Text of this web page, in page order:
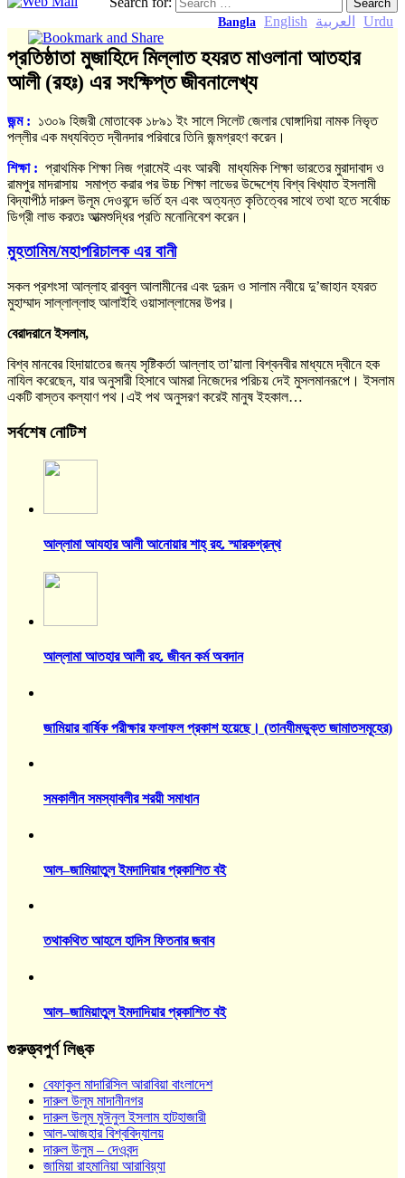
Bangla English العربية Urdu
প্রতিষ্ঠাতা মুজাহিদে মিল্লাত হযরত মাওলানা আতহার
আলী (রহঃ) এর সংক্ষিপ্ত জীবনালেখ্য
জন্ম : ১৩০৯ হিজরী মোতাবেক ১৮৯১ ইং সালে সিলেট জেলার ঘোঙ্গাদিয়া নামক নিভৃত
পল্লীর এক মধ্যবিত্ত দ্বীনদার পরিবারে তিনি জন্মগ্রহণ করেন।
শিক্ষা: প্রাথমিক শিক্ষা নিজ গ্রামেই এবং আরবী মাধ্যমিক শিক্ষা ভারতের মুরাদাবাদ ও
রামপুর মাদরাসায় সমাপ্ত করার পর উচ্চ শিক্ষা লাভের উদ্দেশ্যে বিশ্ব বিখ্যাত ইসলামী
বিদ্যাপীঠ দারুল উলূম দেওবন্দে ভর্তি হন এবং অত্যন্ত কৃতিত্বের সাথে তথা হতে সর্বোচ্চ
ডিগ্রী লাভ করতঃ আত্মশুদ্ধির প্রতি মনোনিবেশ করেন।
মুহতামিম/মহাপরিচালক এর বানী
সকল প্রশংসা আল্লাহ রাব্বুল আলামীনের এবং দুরূদ ও সালাম নবীয়ে দু’জাহান হযরত
মুহাম্মাদ সাল্লাল্লাহু আলাইহি ওয়াসাল্লামের উপর।
বেরাদরানে ইসলাম,
বিশ্ব মানবের হিদায়াতের জন্য সৃষ্টিকর্তা আল্লাহ তা’য়ালা বিশ্বনবীর মাধ্যমে দ্বীনে হক
নাযিল করেছেন, যার অনুসারী হিসাবে আমরা নিজেদের পরিচয় দেই মুসলমানরূপে। ইসলাম
একটি বাস্তব কল্যাণ পথ।এই পথ অনুসরণ করেই মানুষ ইহকাল…
সর্বশেষ নোটিশ
আল্লামা আযহার আলী আনোয়ার শাহ্‌ রহ. স্মারকগ্রন্থ
আল্লামা আতহার আলী রহ. জীবন কর্ম অবদান
জামিয়ার বার্ষিক পরীক্ষার ফলাফল প্রকাশ হয়েছে। (তানযীমভুক্ত জামাতসমূহের)
সমকালীন সমস্যাবলীর শরয়ী সমাধান
আল–জামিয়াতুল ইমদাদিয়ার প্রকাশিত বই
তথাকথিত আহলে হাদিস ফিতনার জবাব
আল–জামিয়াতুল ইমদাদিয়ার প্রকাশিত বই
গুরুত্ত্বপুর্ণ লিঙ্ক
বেফাকুল মাদারিসিল আরাবিয়া বাংলাদেশ
দারুল উলূম মাদানীনগর
দারুল উলূম মুঈনুল ইসলাম হাটহাজারী
আল-আজহার বিশ্ববিদ্যালয়
দারুল উলুম – দেওবন্দ
জামিয়া রাহমানিয়া আরাবিয়্যা